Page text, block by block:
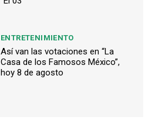
ENTRETENIMIENTO
Así van las votaciones en “La
Casa de los Famosos México”,
hoy 8 de agosto